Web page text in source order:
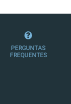
PERGUNTAS
FREQUENTES